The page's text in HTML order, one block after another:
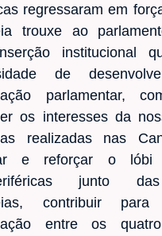
regressaram em
trouxe ao
institucional
de
parlamentar,
os interesses da
realizadas nas
e reforçar o lóbi
junto
contribuir
entre os